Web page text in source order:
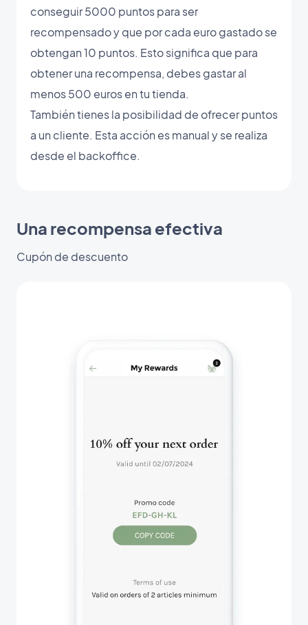
conseguir 5000 puntos para ser
recompensado y que por cada euro gastado se
obtengan 10 puntos. Esto significa que para
obtener una recompensa, debes gastar al
menos 500 euros en tu tienda.
También tienes la posibilidad de ofrecer puntos
a un cliente. Esta acción es manual y se realiza
desde el backoffice.
Una recompensa efectiva
Cupón de descuento